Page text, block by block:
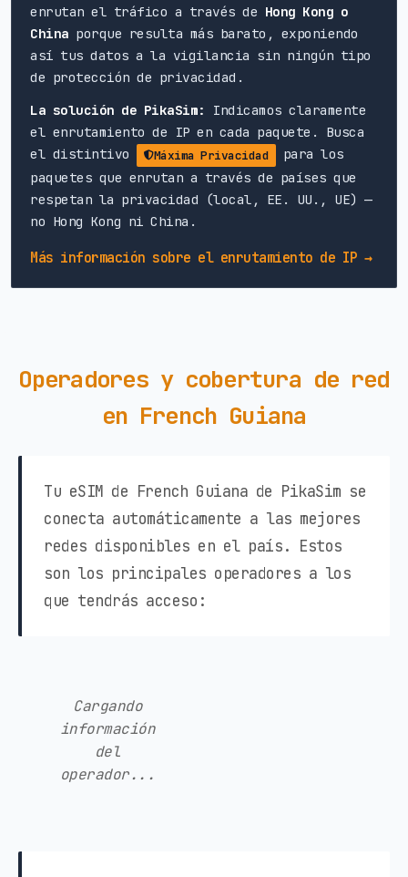
enrutan el tráfico a través de Hong Kong o
China porque resulta más barato, exponiendo
así tus datos a la vigilancia sin ningún tipo
de protección de privacidad.
La solución de PikaSim:
Indicamos claramente
el enrutamiento de IP en cada paquete. Busca
el distintivo
Máxima Privacidad
para los
paquetes que enrutan a través de países que
respetan la privacidad (local, EE. UU., UE) —
no Hong Kong ni China.
Más información sobre el enrutamiento de IP →
Operadores y cobertura de red
en French Guiana
Tu eSIM de French Guiana de PikaSim se
conecta automáticamente a las mejores
redes disponibles en el país. Estos
son los principales operadores a los
que tendrás acceso:
Cargando
información
del
operador...